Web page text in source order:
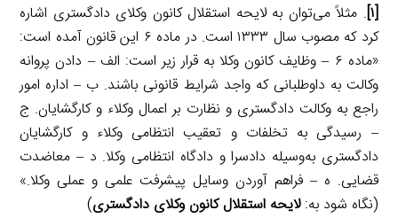
[۱] . مثلاً می‌توان به لایحه استقلال کانون وکلای دادگستری اشاره
کرد که مصوب سال ۱۳۳۳ است. در ماده ۶ این قانون آمده است:
«ماده ۶ – وظایف کانون وکلا به قرار زیر است: الف – دادن پروانه
وکالت به داوطلبانی که واجد شرایط قانونی باشند. ب – اداره امور
راجع به وکالت دادگستری و نظارت بر اعمال وکلاء و کارگشایان. ج
– رسیدگی به تخلفات و تعقیب انتظامی وکلاء و کارگشایان
دادگستری به‌وسیله دادسرا و دادگاه انتظامی وکلا. د – معاضدت
قضایی. ه – فراهم آوردن وسایل پیشرفت علمی و عملی وکلا.»
(نگاه شود به:لایحه استقلال کانون وکلای دادگستری)